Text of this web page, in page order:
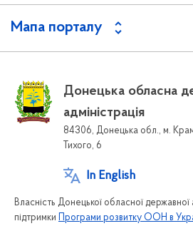
Мапа порталу
Донецька обласна
адміністрація
84306, Донецька обл., м.
Тихого, 6
In English
Власність Донецької обласної державної
підтримки Програми розвитку ООН в